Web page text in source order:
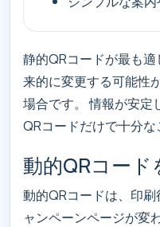
静的QRコードが最も
来的に変更する可能性
場合です。 情報が安定
QRコードだけで十分な
動的QRコー
動的QRコードは、印
ャンペーンページが変